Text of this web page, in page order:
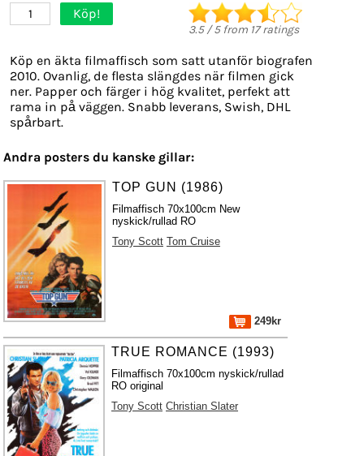
1 Köp!
3.5/5from 17ratings
Köp en äkta filmaffisch som satt utanför biografen
2010. Ovanlig, de flesta slängdes när filmen gick
ner. Papper och färger i hög kvalitet, perfekt att
rama in på väggen. Snabb leverans, Swish, DHL
spårbart.
Andra posters du kanske gillar:
TOP GUN (1986)
Filmaffisch 70x100cm New
nyskick/rullad RO
Tony Scott Tom Cruise
249kr
TRUE ROMANCE (1993)
Filmaffisch 70x100cm nyskick/rullad
RO original
Tony Scott Christian Slater